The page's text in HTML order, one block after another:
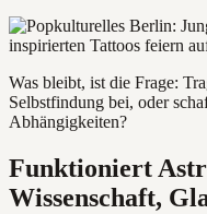
Was bleibt, ist die Frage:
Selbstfindung bei, oder
Abhängigkeiten?
Funktioniert
Wissenschaft,